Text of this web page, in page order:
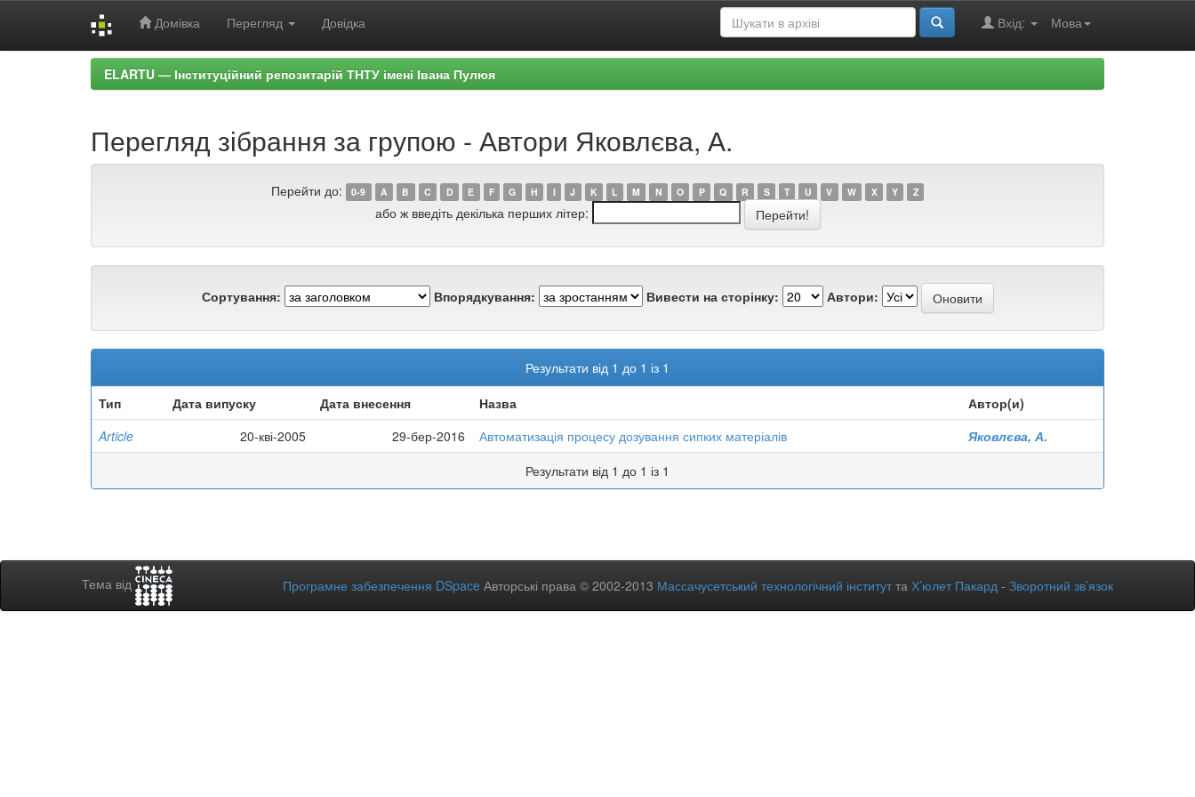
Домівка Перегляд Довідка Мова
Вхід:
ELARTU — Інституційний репозитарій ТНТУ імені Івана Пулюя
Перегляд зібрання за групою - Автори Яковлєва, А.
Перейти до: 0-9 A B C D E F G H I J K L M N O P Q R S T U V W X Y Z
або ж введіть декілька перших літер:
Сортування: Впорядкування: Вивести на сторінку: Автори:
Результати від 1 до 1 із 1
Тип
Дата випуску Дата внесення Назва
Автор(и)
Article
20-кві-2005 29-бер-2016 Автоматизація процесу дозування сипких матеріалів
Яковлєва, А.
Результати від 1 до 1 із 1
Тема від Програмне забезпечення DSpace Авторські права © 2002-2013 Массачусетський технологічний інститутта Х’юлет Пакард - Зворотний зв’язок